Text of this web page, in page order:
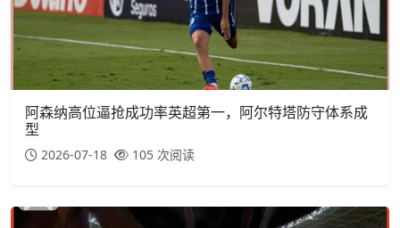
阿森纳高位逼抢成功率英超第一，阿尔特塔防守体系成
型
2026-07-18 105 次阅读